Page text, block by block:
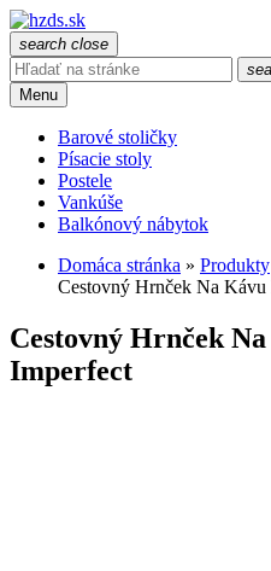
search close
Menu
Barové stoličky
Písacie stoly
Postele
Vankúše
Balkónový nábytok
Domáca stránka » Produkty
Cestovný Hrnček Na Kávu
Cestovný Hrnček
Imperfect